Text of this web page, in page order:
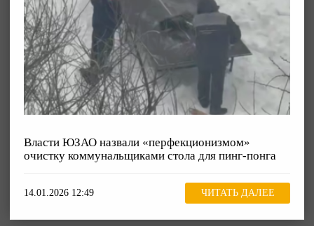
Власти ЮЗАО назвали «перфекционизмом»
очистку коммунальщиками стола для пинг-понга
14.01.2026 12:49 ЧИТАТЬ ДАЛЕЕ